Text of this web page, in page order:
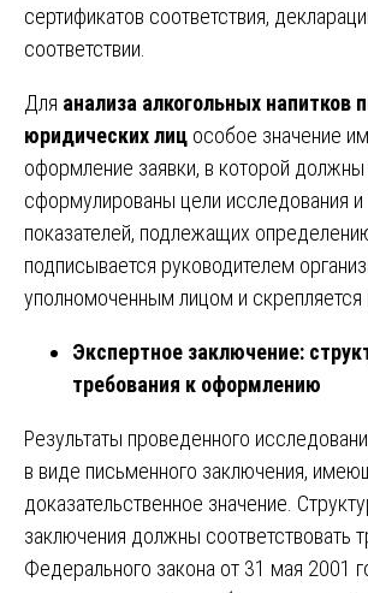
сертификатов соответствия,
соответствии.
Для анализа алкогольных напитков
юридических лиц особое значение
оформление заявки, в которой должны
сформулированы цели исследования и
показателей, подлежащих
подписывается руководителем
уполномоченным лицом и скрепляется
Экспертное заключение:
требования к оформлению
Результаты проведенного
в виде письменного заключения,
доказательственное значение.
заключения должны соответствовать
Федерального закона от 31 мая 2001